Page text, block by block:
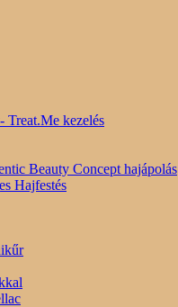
kezelés
Beauty Concept hajápolás
Hajfestés